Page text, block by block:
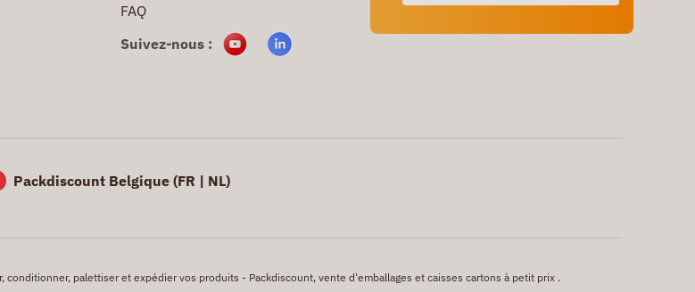
FAQ
Suivez-nous :
Packdiscount Belgique (FR | NL)
palettiser et expédier vos produits - Packdiscount, vente d'emballages et caisses cartons à petit prix .